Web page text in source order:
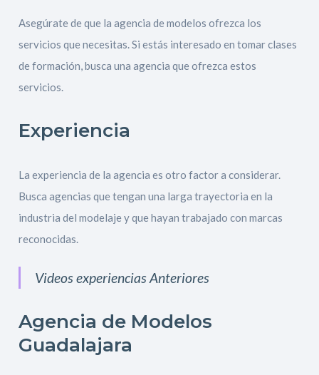
Asegúrate de que la agencia de modelos ofrezca los
servicios que necesitas. Si estás interesado en tomar clases
de formación, busca una agencia que ofrezca estos
servicios.
Experiencia
La experiencia de la agencia es otro factor a considerar.
Busca agencias que tengan una larga trayectoria en la
industria del modelaje y que hayan trabajado con marcas
reconocidas.
Videos experiencias Anteriores
Agencia de Modelos
Guadalajara